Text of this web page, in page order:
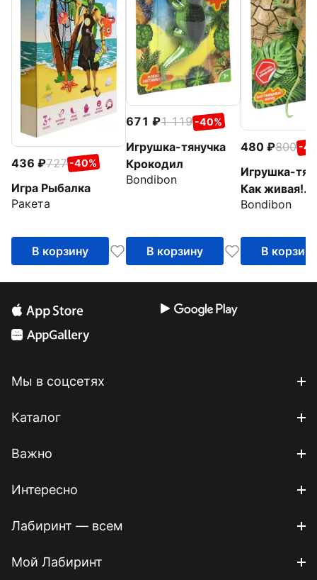
436 727 -40%
Игра Рыбалка
Ракета
В корзину
671 1 119 -40%
Игрушка-тянучка
Крокодил
Bondibon
В корзину
480 800 -
Игрушка-
Как живая!
Ящерица
Bondibon
В корзину
Мы в соцсетях
Каталог
Важно
Интересно
Лабиринт — всем
Мой Лабиринт